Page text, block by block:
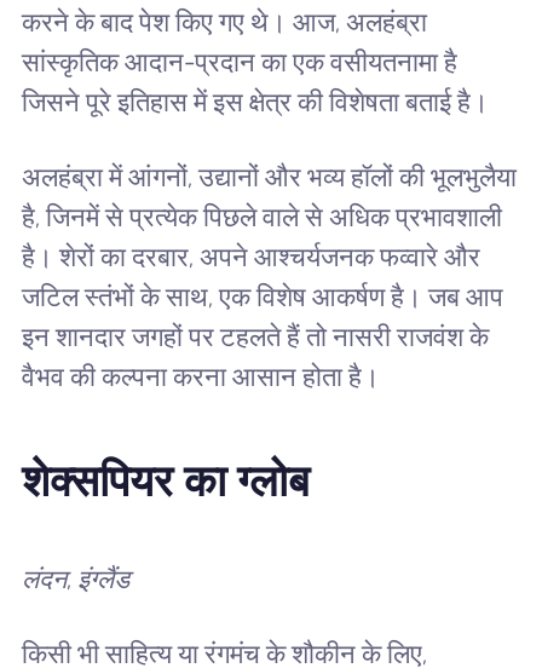
करने के बाद पेश किए गए थे। आज, अलहंब्रा
सांस्कृतिक आदान-प्रदान का एक वसीयतनामा है
जिसने पूरे इतिहास में इस क्षेत्र की विशेषता बताई है।
अलहंब्रा में आंगनों, उद्यानों और भव्य हॉलों की भूलभुलैया
है, जिनमें से प्रत्येक पिछले वाले से अधिक प्रभावशाली
है। शेरों का दरबार, अपने आश्चर्यजनक फव्वारे और
जटिल स्तंभों के साथ, एक विशेष आकर्षण है। जब आप
इन शानदार जगहों पर टहलते हैं तो नासरी राजवंश के
वैभव की कल्पना करना आसान होता है।
शेक्सपियर का ग्लोब
लंदन, इंग्लैंड
किसी भी साहित्य या रंगमंच के शौकीन के लिए,